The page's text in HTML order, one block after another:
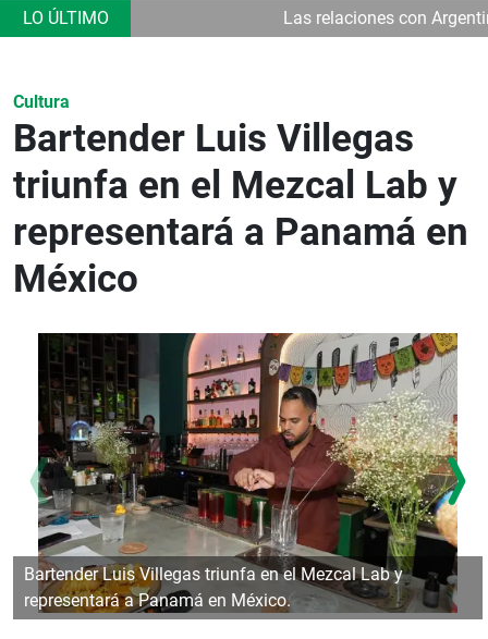
Las relaciones con
Cultura
Bartender Luis Villegas
triunfa en el Mezcal Lab y
representará a Panamá en
México
Bartender Luis Villegas triunfa en el Mezcal Lab y
representará a Panamá en México.